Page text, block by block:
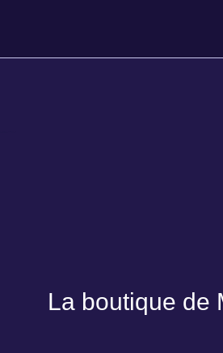
La boutique de